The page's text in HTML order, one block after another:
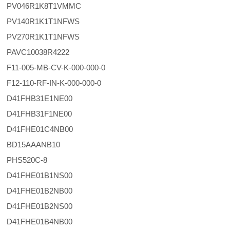
PV046R1K8T1VMMC
PV140R1K1T1NFWS
PV270R1K1T1NFWS
PAVC10038R4222
F11-005-MB-CV-K-000-000-0
F12-110-RF-IN-K-000-000-0
D41FHB31E1NE00
D41FHB31F1NE00
D41FHE01C4NB00
BD15AAANB10
PHS520C-8
D41FHE01B1NS00
D41FHE01B2NB00
D41FHE01B2NS00
D41FHE01B4NB00